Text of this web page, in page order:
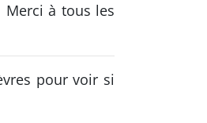
Merci à tous les
pour voir si